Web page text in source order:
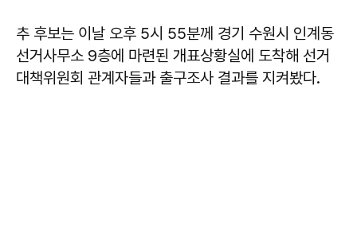
추 후보는 이날 오후 5시 55분께 경기 수원시 인계동
선거사무소 9층에 마련된 개표상황실에 도착해 선거
대책위원회 관계자들과 출구조사 결과를 지켜봤다.